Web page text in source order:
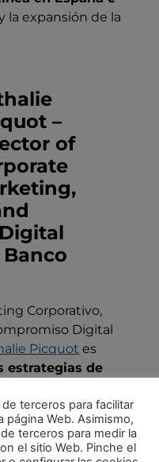
la expansión de la
–
of
Corporativo,
Digital
Picquot es
estrategias de
la gestión
del cliente, así
y
terceros para facilitar
página Web. Asimismo,
terceros para medir la
el sitio Web. Pinche el